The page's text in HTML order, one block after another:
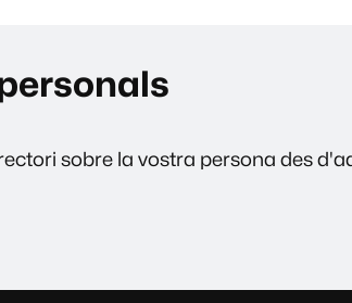
sobre la vostra persona des